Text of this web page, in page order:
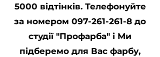
5000 відтінків. Телефонуйте
за номером 097-261-261-8 до
студії "Профарба" і Ми
підберемо для Вас фарбу,